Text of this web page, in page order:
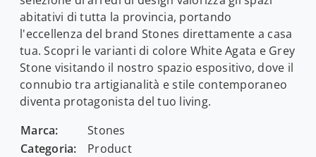
abitativi di tutta la provincia, portando
l'eccellenza del brand Stones direttamente a casa
tua. Scopri le varianti di colore White Agata e Grey
Stone visitando il nostro spazio espositivo, dove il
connubio tra artigianalità e stile contemporaneo
diventa protagonista del tuo living.
Marca:
Stones
Categoria:
Product